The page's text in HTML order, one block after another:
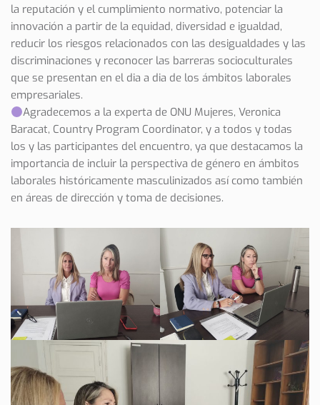
la reputación y el cumplimiento normativo, potenciar la
innovación a partir de la equidad, diversidad e igualdad,
reducir los riesgos relacionados con las desigualdades y las
discriminaciones y reconocer las barreras socioculturales
que se presentan en el dia a dia de los ámbitos laborales
empresariales.
Agradecemos a la experta de ONU Mujeres, Veronica
Baracat, Country Program Coordinator, y a todos y todas
los y las participantes del encuentro, ya que destacamos la
importancia de incluir la perspectiva de género en ámbitos
laborales históricamente masculinizados así como también
en áreas de dirección y toma de decisiones.